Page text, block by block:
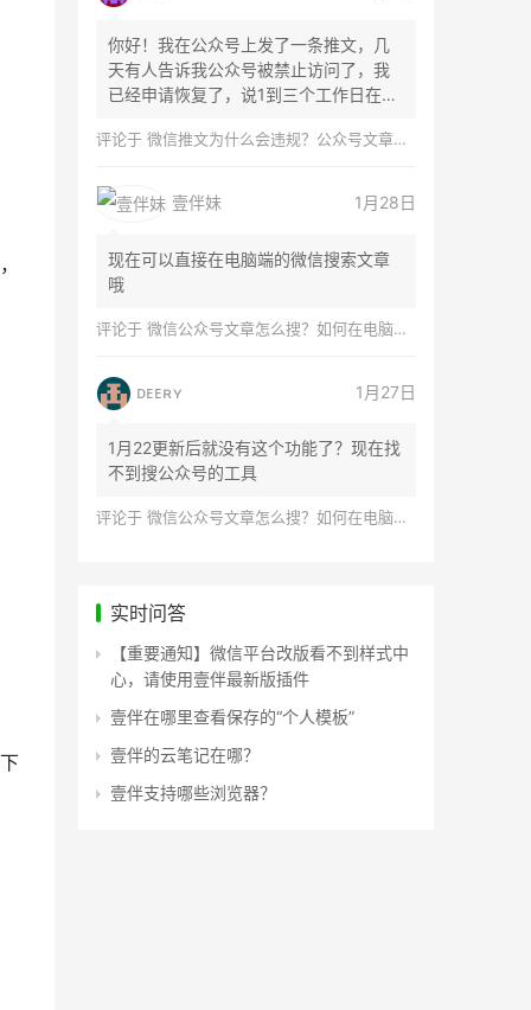
你好！我在公众号上发了一条推文，几
天有人告诉我公众号被禁止访问了，我
已经申请恢复了，说1到三个工作日在微
评论于 微信推文为什么会违规？公众号文章怎么检测是否违规？
壹伴妹 1月28日
现在可以直接在电脑端的微信搜索文章
哦
评论于 微信公众号文章怎么搜？如何在电脑上搜索公众号文章？
ᴅᴇᴇʀʏ 1月27日
1月22更新后就没有这个功能了？现在找
不到搜公众号的工具
评论于 微信公众号文章怎么搜？如何在电脑上搜索公众号文章？
实时问答
【重要通知】微信平台改版看不到样式中
心，请使用壹伴最新版插件
壹伴在哪里查看保存的“个人模板”
壹伴的云笔记在哪？
壹伴支持哪些浏览器？